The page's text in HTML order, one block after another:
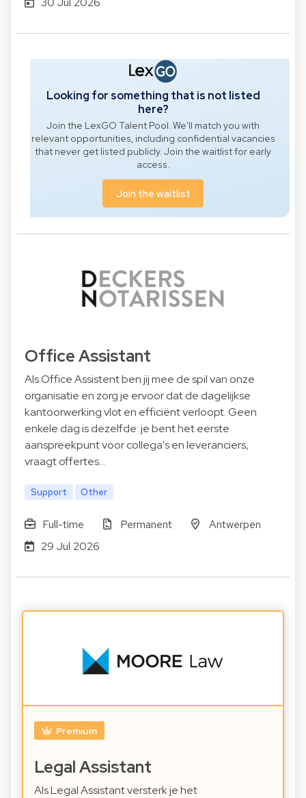
Looking for something that is not listed
here?
Join the LexGO Talent Pool. We'll match you with
relevant opportunities, including confidential vacancies
that never get listed publicly. Join the waitlist for early
access.
Join the waitlist
Office Assistant
Als Office Assistent ben jij mee de spil van onze
organisatie en zorg je ervoor dat de dagelijkse
kantoorwerking vlot en efficiënt verloopt. Geen
enkele dag is dezelfde: je bent het eerste
aanspreekpunt voor collega's en leveranciers,
vraagt offertes…
Support Other
Full-time Permanent
Antwerpen
29 Jul 2026
Premium
Legal Assistant
Als Legal Assistant versterk je het